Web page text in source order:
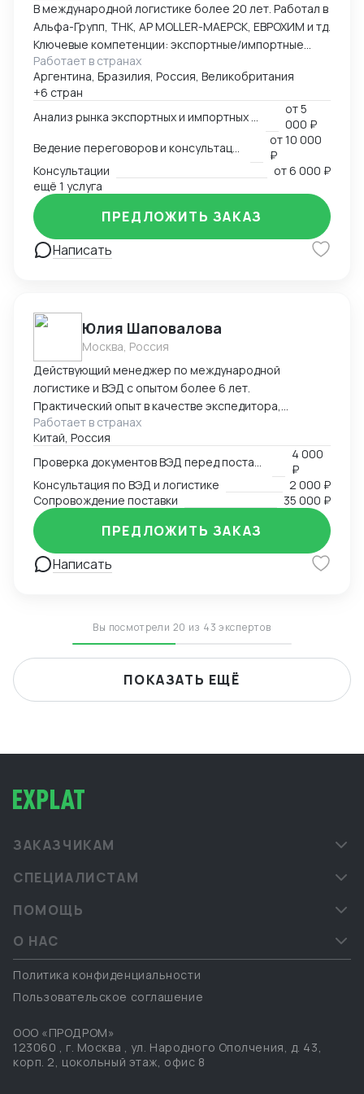
В международной логистике более 20 лет. Работал в
Альфа-Групп, ТНК, АР MOLLER-МАЕРСК, ЕВРОХИМ и тд.
Ключевые компетенции: экспортные/импортные
контейнерные перевозки, перевозки наливных и
сыпучих грузов (в т.ч. морские - судовыми партиями),
перевозки негабаритных и сверхгабаритных грузов,
рефрижераторных грузов
Работает в странах
Аргентина, Бразилия, Россия, Великобритания
+6 стран
от5
000 ₽
от10 000
₽
Консультации
от6 000 ₽
ещё 1 услуга
Написать
ПРЕДЛОЖИТЬ ЗАКАЗ
Юлия Шаповалова
Москва, Россия
Действующий менеджер по международной
логистике и ВЭД с опытом более 6 лет.
Практический опыт в качестве экспедитора,
менеджера ВЭД в компании-импортере. Помогу с
консультацией по перевозкам генеральных и
сборных грузов из Китая разными видами
транспорта (море, жд, авто, авиа), проверю и
подготовлю товаросопроводительные документы на
наличие ошибок, контракты с отправителем, а также
все необходимые дополнительные соглашения к
ним, консультация в подборе кодов ТН ВЭД,
расчетам пошлин и таможенных платежей при
Работает в странах
Китай, Россия
4 000
₽
Консультация по ВЭД и логистике
2 000 ₽
Сопровождение поставки
35 000 ₽
Написать
ПРЕДЛОЖИТЬ ЗАКАЗ
Вы посмотрели 20 из 43 экспертов
ПОКАЗАТЬ ЕЩЁ
ЗАКАЗЧИКАМ
СПЕЦИАЛИСТАМ
ПОМОЩЬ
О НАС
Политика конфиденциальности
Пользовательское соглашение
ООО «ПРОДРОМ»
123060 , г. Москва , ул. Народного Ополчения, д. 43,
корп. 2, цокольный этаж, офис 8